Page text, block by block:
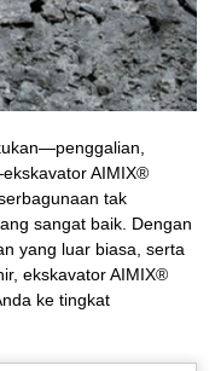
AIMIX®
tak
sangat baik. Dengan
yang luar biasa, serta
ekskavator AIMIX®
ke tingkat